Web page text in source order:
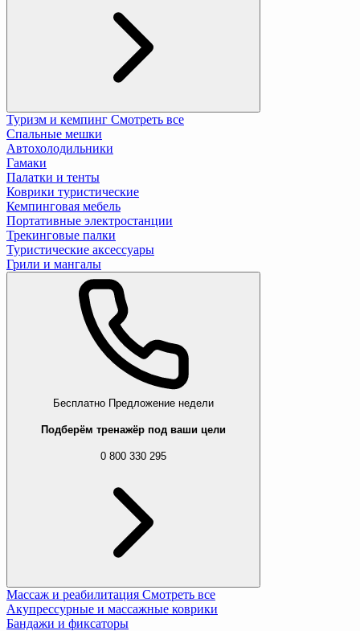
Туризм и кемпинг Смотреть все
Спальные мешки
Автохолодильники
Гамаки
Палатки и тенты
Коврики туристические
Кемпинговая мебель
Портативные электростанции
Трекинговые палки
Туристические аксессуары
Грили и мангалы
Бесплатно Предложение недели
Подберём тренажёр под ваши цели
0 800 330 295
Массаж и реабилитация Смотреть все
Акупрессурные и массажные коврики
Бандажи и фиксаторы